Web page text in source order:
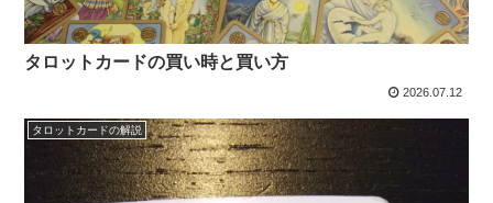
タロットカードの買い時と買い方
2026.07.12
タロットカードの解説